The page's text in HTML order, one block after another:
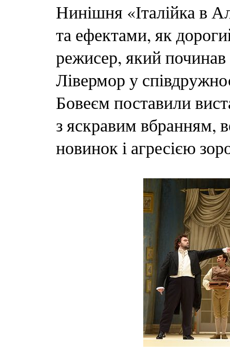
Нинішня «Італійка в
та ефектами, як
режисер, який
Лівермор у
Бовеєм поставили
з яскравим вбранням,
новинок і агресією